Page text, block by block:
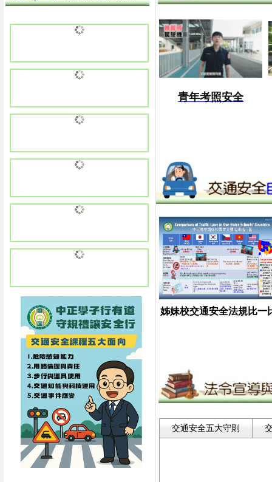
青年考照安全
姊妹校交通安全法規比一
交通安全五大守則